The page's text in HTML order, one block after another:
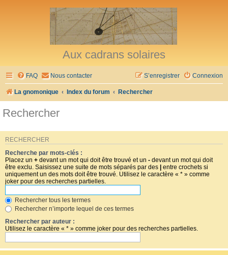
Aux cadrans solaires
FAQ Nous contacter Connexion
S’enregistrer
La gnomonique Index du forum Rechercher
Rechercher
RECHERCHER
Recherche par mots-clés :
Placez un + devant un mot qui doit être trouvé et un - devant un mot qui doit
être exclu. Saisissez une suite de mots séparés par des | entre crochets si
uniquement un des mots doit être trouvé. Utilisez le caractère « * » comme
joker pour des recherches partielles.
Rechercher tous les termes
Rechercher n’importe lequel de ces termes
Rechercher par auteur :
Utilisez le caractère « * » comme joker pour des recherches partielles.